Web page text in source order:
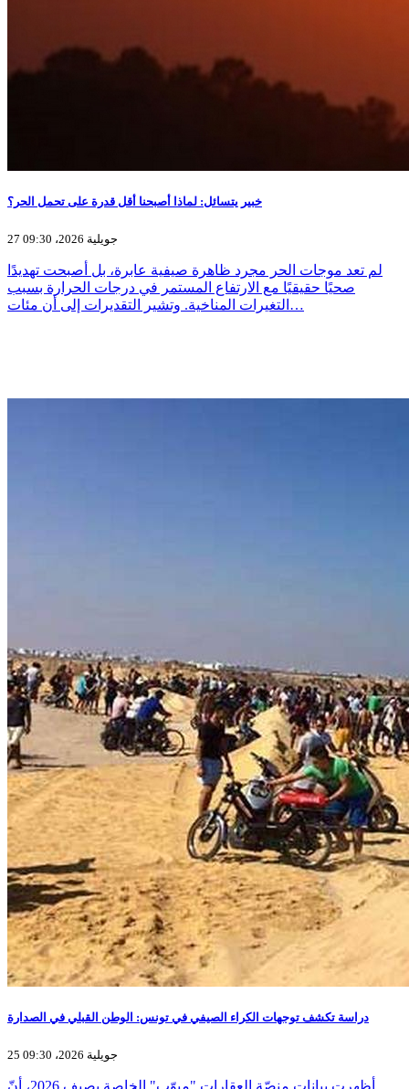
خبير يتسائل: لماذا أصبحنا أقل قدرة على تحمل الحر؟
27 جويلية 2026، 09:30
لم تعد موجات الحر مجرد ظاهرة صيفية عابرة، بل أصبحت تهديدًا
صحيًا حقيقيًا مع الارتفاع المستمر في درجات الحرارة بسبب
التغيرات المناخية. وتشير التقديرات إلى أن مئات…
دراسة تكشف توجهات الكراء الصيفي في تونس: الوطن القبلي في الصدارة
25 جويلية 2026، 09:30
أظهرت بيانات منصّة العقارات "مبوّب" الخاصة بصيف 2026، أنّ